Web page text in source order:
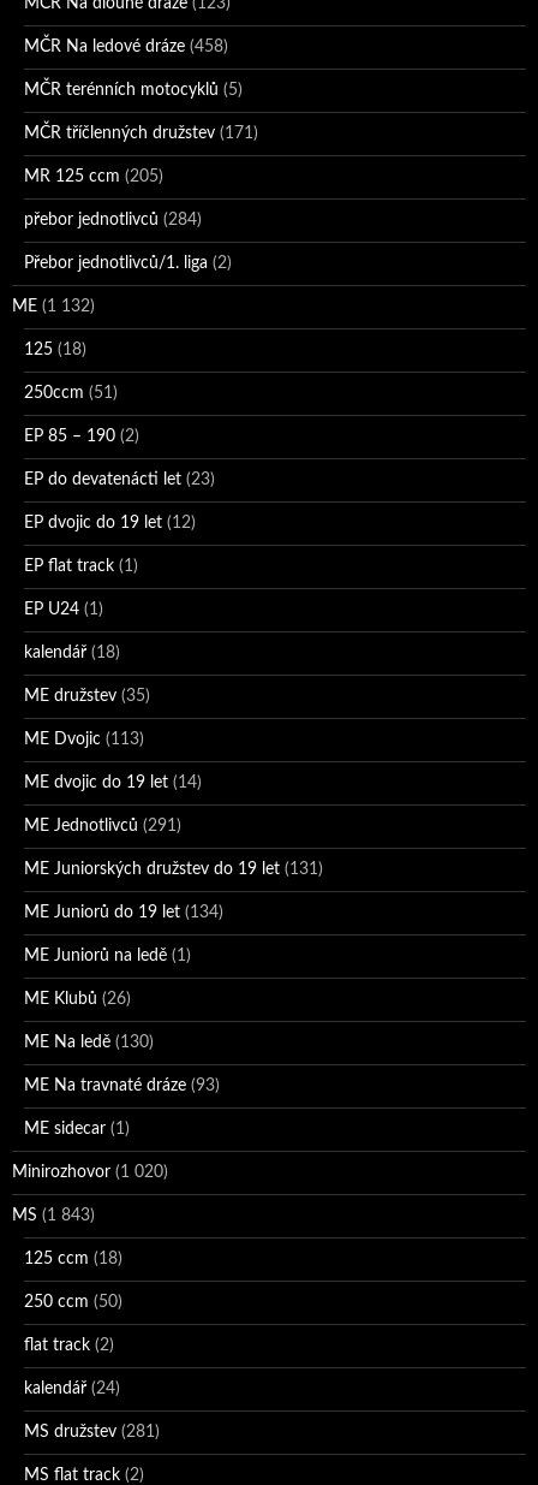
MČR Na ledové dráze (458)
MČR terénních motocyklů (5)
MČR tříčlenných družstev (171)
MR 125 ccm (205)
přebor jednotlivců (284)
Přebor jednotlivců/1. liga (2)
ME (1 132)
125 (18)
250ccm (51)
EP 85 – 190 (2)
EP do devatenácti let (23)
EP dvojic do 19 let (12)
EP flat track (1)
EP U24 (1)
kalendář (18)
ME družstev (35)
ME Dvojic (113)
ME dvojic do 19 let (14)
ME Jednotlivců (291)
ME Juniorských družstev do 19 let (131)
ME Juniorů do 19 let (134)
ME Juniorů na ledě (1)
ME Klubů (26)
ME Na ledě (130)
ME Na travnaté dráze (93)
ME sidecar (1)
Minirozhovor (1 020)
MS (1 843)
125 ccm (18)
250 ccm (50)
flat track (2)
kalendář (24)
MS družstev (281)
MS flat track (2)